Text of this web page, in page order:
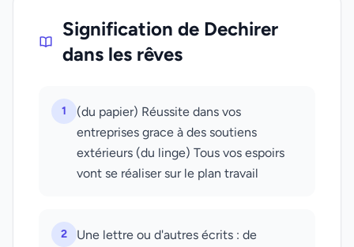
Signification de Dechirer
dans les rêves
1
(du papier) Réussite dans vos
entreprises grace à des soutiens
extérieurs (du linge) Tous vos espoirs
vont se réaliser sur le plan travail
2
Une lettre ou d'autres écrits : de